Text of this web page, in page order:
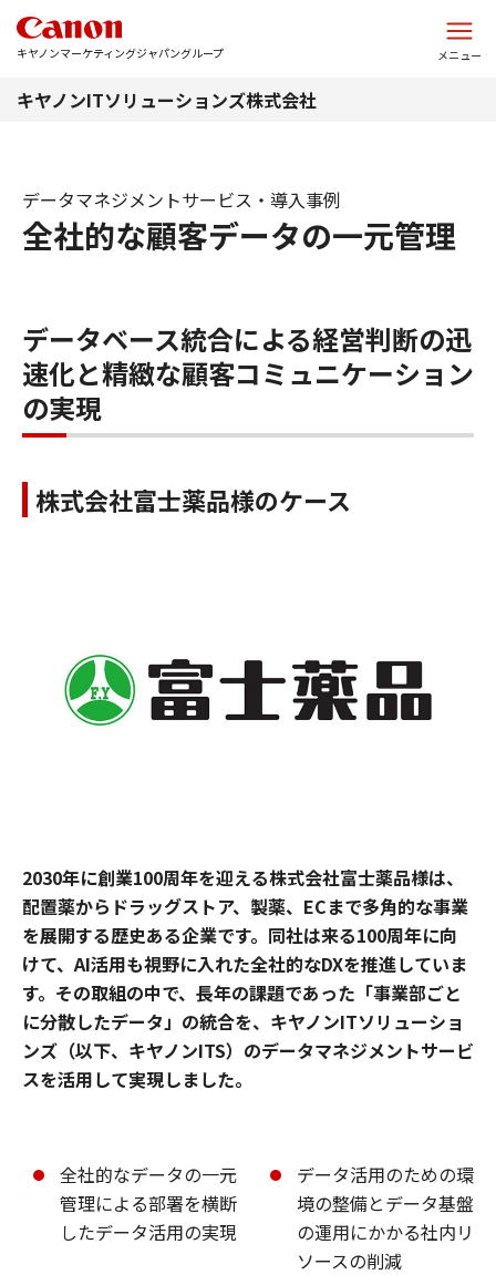
キヤノンマーケティングジャパングループ メニュー
キヤノンITソリューションズ株式会社
全社的な顧客データの一元管理
データマネジメントサービス・導入事例
データベース統合による経営判断の迅
速化と精緻な顧客コミュニケーション
の実現
株式会社富士薬品様のケース
2030年に創業100周年を迎える株式会社富士薬品様は、
配置薬からドラッグストア、製薬、ECまで多角的な事業
を展開する歴史ある企業です。同社は来る100周年に向
けて、AI活用も視野に入れた全社的なDXを推進していま
す。その取組の中で、長年の課題であった「事業部ごと
に分散したデータ」の統合を、キヤノンITソリューショ
ンズ（以下、キヤノンITS）のデータマネジメントサービ
スを活用して実現しました。
全社的なデータの一元
管理による部署を横断
したデータ活用の実現
データ活用のための環
境の整備とデータ基盤
の運用にかかる社内リ
ソースの削減